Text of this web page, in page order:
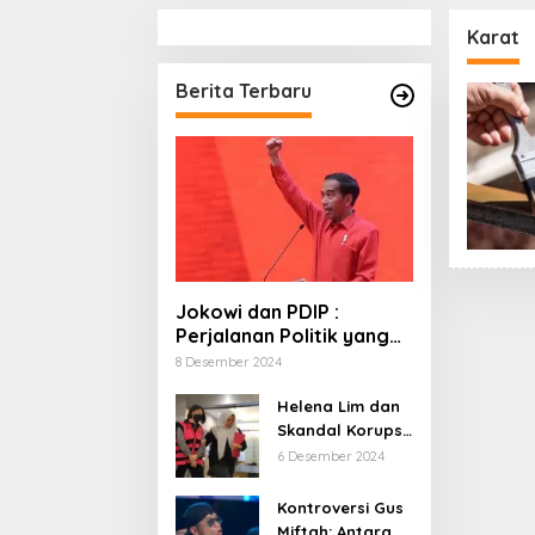
Berita Terbaru
Jokowi dan PDIP :
Perjalanan Politik yang
Penuh Warna dan
8 Desember 2024
Helena Lim dan
Skandal Korupsi
Timah: Kisah
yang Menjerat
Hukum
6 Desember 2024
Kontroversi Gus
Karat